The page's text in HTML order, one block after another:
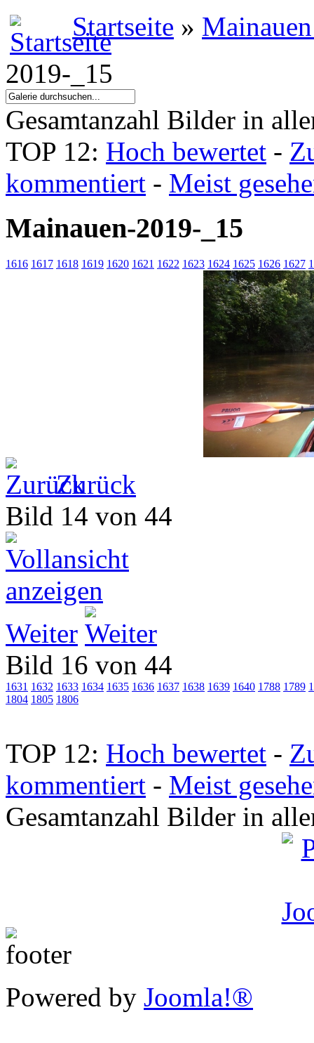
Startseite »
2019-_15
Gesamtanzahl Bilder in
TOP 12: Hoch bewertet -
kommentiert - Meist
Mainauen-2019-_15
1616 1617 1618 1619 1620 1621 1622 1623 1624 1625 1626 1627
Zurück
Bild 14 von 44
Weiter
Bild 16 von 44
1631 1632 1633 1634 1635 1636 1637 1638 1639 1640 1788 1789
1804 1805 1806
TOP 12: Hoch bewertet -
kommentiert - Meist
Gesamtanzahl Bilder in
Powered by Joomla!®